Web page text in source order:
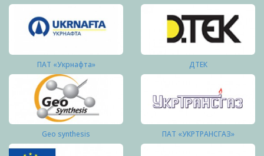
ПАТ «Укрнафта» ДТЕК
Geo synthesis ПАТ «УКРТРАНСГАЗ»